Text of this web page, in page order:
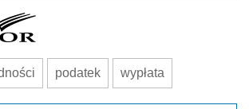
podatek wypłata